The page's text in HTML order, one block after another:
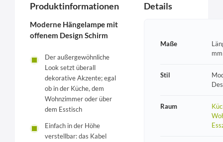
Produktinformationen
Moderne Hängelampe mit
offenem Design Schirm
Der außergewöhnliche
Look setzt überall
dekorative Akzente; egal
ob in der Küche, dem
Wohnzimmer oder über
dem Esstisch
Einfach in der Höhe
verstellbar: das Kabel
Details
Maße
mm
Stil
Raum